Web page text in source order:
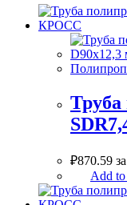
Труба
₽870.59
Add to